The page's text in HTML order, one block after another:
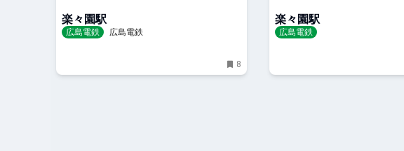
楽々園駅
広島電鉄 広島電鉄
8
楽々園駅
広島電鉄